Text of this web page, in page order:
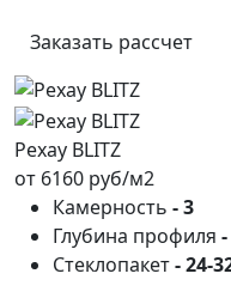
Заказать рассчет
Рехау BLITZ
от 6160 руб/м2
Камерность - 3
Глубина профиля
Стеклопакет- 24-